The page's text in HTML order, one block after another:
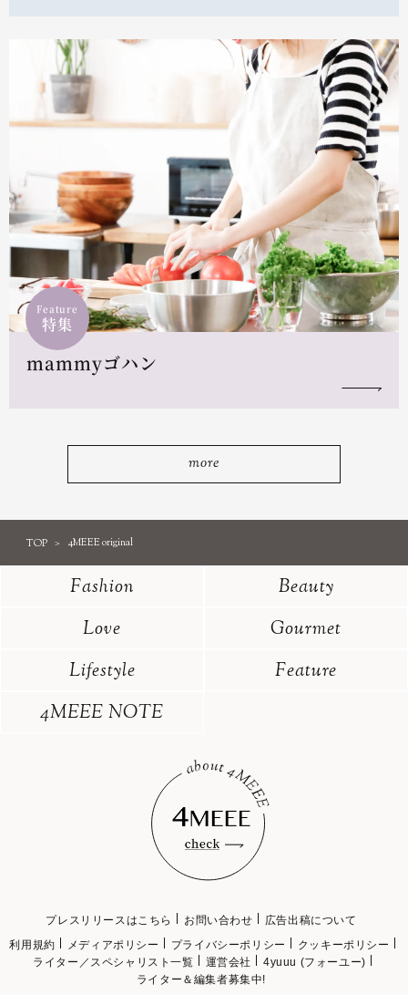
Feature
特集
mammyゴハン
more
TOP 4MEEE original
Fashion
Beauty
Love
Gourmet
Lifestyle
Feature
4MEEE NOTE
プレスリリースはこちら お問い合わせ
広告出稿について
利用規約
メディアポリシー プライバシーポリシー
クッキーポリシー
ライター／スペシャリスト一覧
運営会社
4yuuu (フォーユー)
ライター＆編集者募集中!